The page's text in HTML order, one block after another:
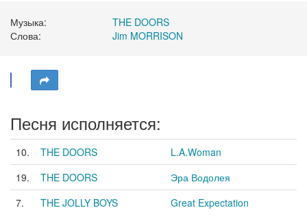
Музыка:
THE DOORS
Слова:
Jim MORRISON
Песня исполняется:
10. THE DOORS
L.A.Woman
19.
THE DOORS
Эра Водолея
7.
THE JOLLY BOYS Great Expectation